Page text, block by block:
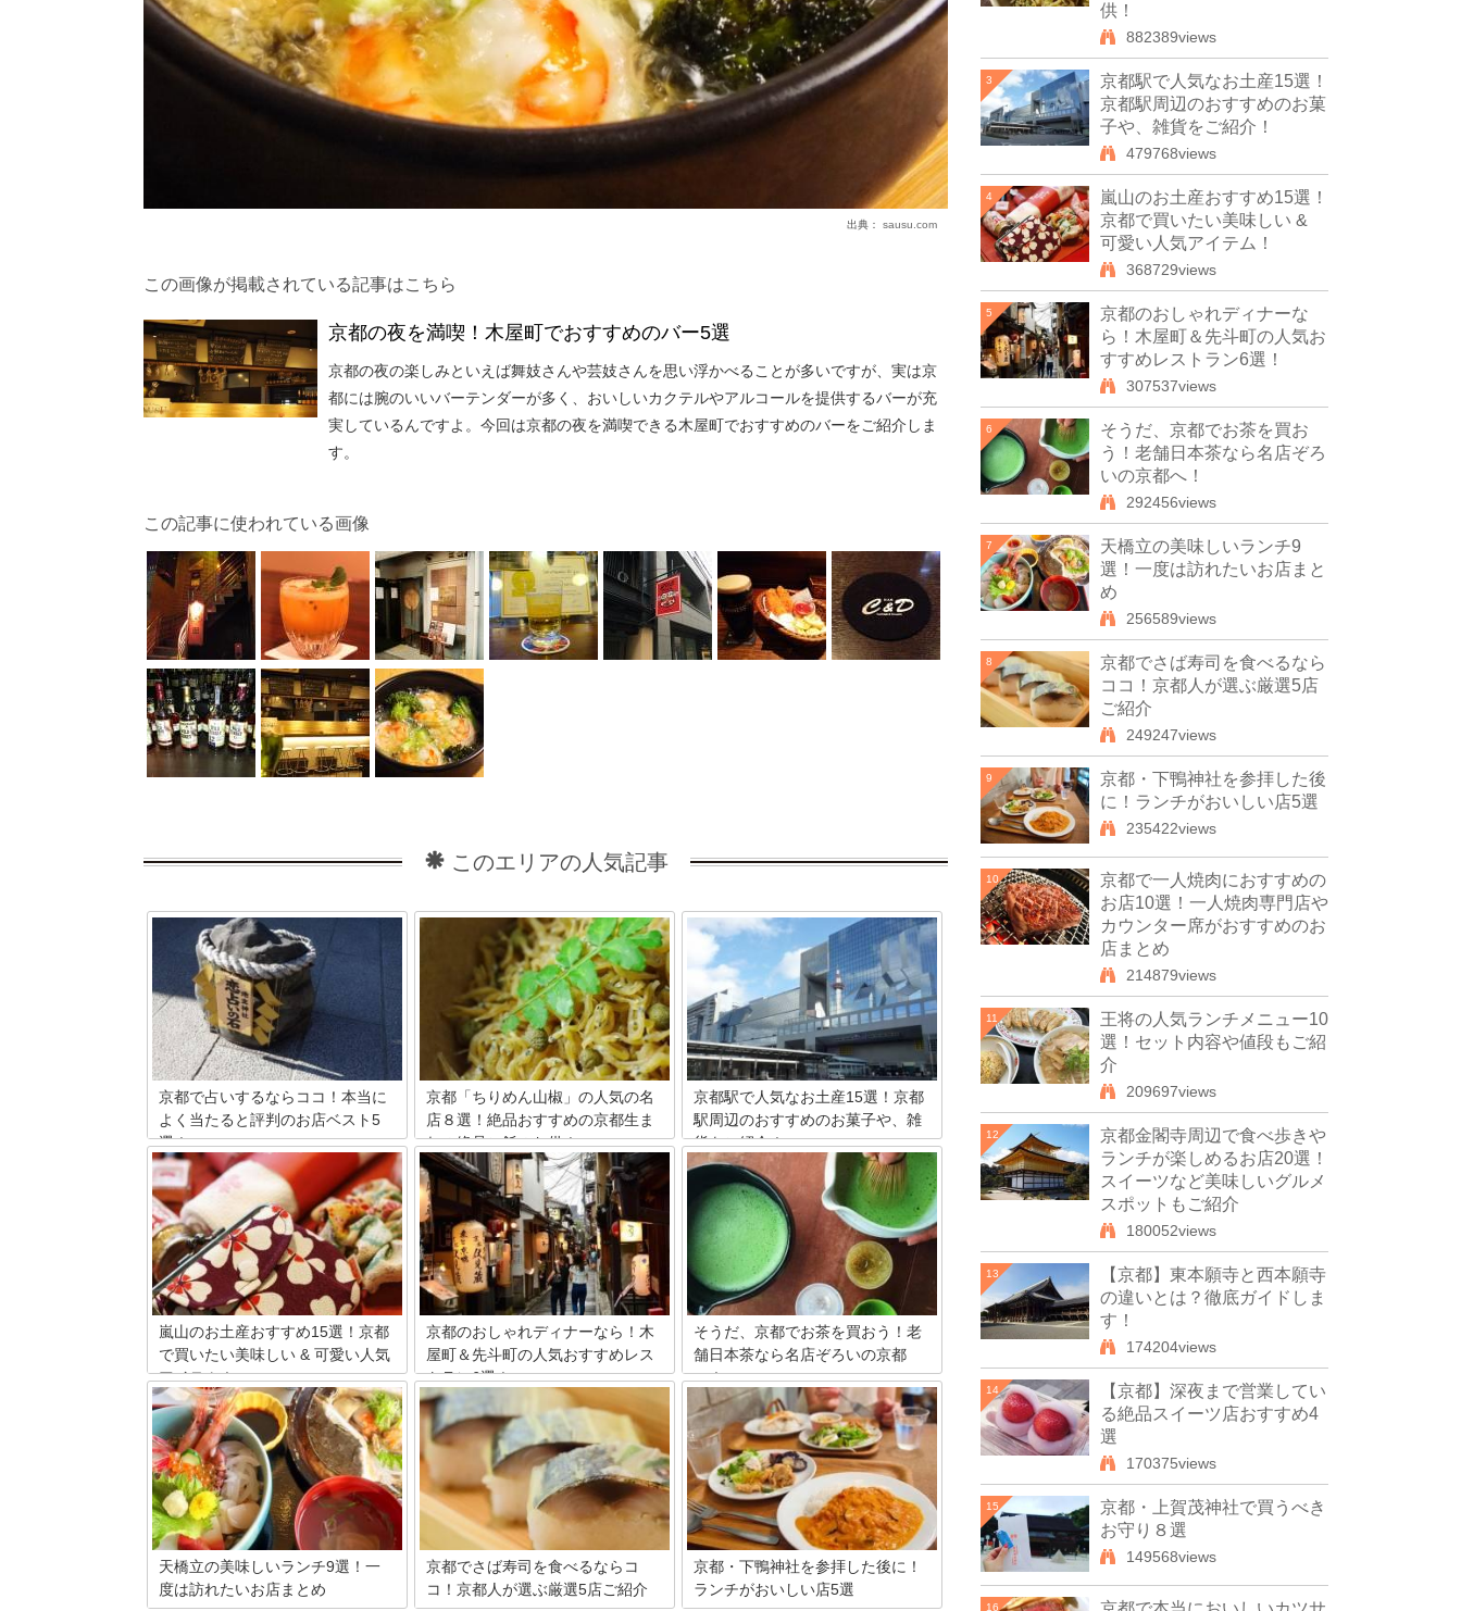
出典： sausu.com
この画像が掲載されている記事はこちら
京都の夜を満喫！木屋町でおすすめのバー5選
京都の夜の楽しみといえば舞妓さんや芸妓さんを思い浮かべることが多いですが、実は京
都には腕のいいバーテンダーが多く、おいしいカクテルやアルコールを提供するバーが充
実しているんですよ。今回は京都の夜を満喫できる木屋町でおすすめのバーをご紹介しま
す。
この記事に使われている画像
このエリアの人気記事
京都で占いするならココ！本当に
よく当たると評判のお店ベスト5
選！
占い激戦区京都！本当によく当たると評
判のお店で人生相談したいという人にお
すすめのお店をご紹介します。どのお店
も口コミで大評判。あなたの人生の迷い
もスパッと解決間違いなし！
京都「ちりめん山椒」の人気の名
店８選！絶品おすすめの京都生ま
れの絶品ご飯のお供！
京都でごはんのお供といえばもちろん
「ちりめん山椒」。京都にはちりめん山
椒を作るお店がたくさんありますが、そ
の中でも有名店や話題のお店を厳選して
ご紹介いたします。
京都駅で人気なお土産15選！京都
駅周辺のおすすめのお菓子や、雑
貨をご紹介！
京都駅、または駅直結のビルで購入でき
るお土産を集めてみました。さっと買え
て、しかも喜ばれる素敵なものばかりで
すよ！乗り継ぎで忙しい旅行やスケジュ
ールに追われる出張などでお土産は買い
たいけれど京都の街をゆっくり回ってい
る時間はなくて問題なしですね。
嵐山のお土産おすすめ15選！京都
で買いたい美味しい & 可愛い人気
アイテム！
日本有数の観光地である京都・嵐山。観
光客が多いこともあり、お土産も種類が
豊富です。京都らしく見た目も可愛く美
味しいお土産ばかりを集めてご紹介しま
す！
京都のおしゃれディナーなら！木
屋町＆先斗町の人気おすすめレス
トラン6選！
初夏には京都の夏の風物詩、鴨川納涼床
があらわれる、木屋町、先斗町。この時
期楽しみにしている方も多いのでは？ お
しゃれな町家が並ぶたくさんの店の中
で、おさえておきたいおすすめディナー
のお店を６つご紹介します！
そうだ、京都でお茶を買おう！老
舗日本茶なら名店ぞろいの京都
へ！
京都には、おいしい上質な日本茶の老舗
名店がたくさんあります。京都にきたな
らお茶屋さんに行かなくちゃ！京都のお
茶の名店を紹介していきます。
天橋立の美味しいランチ9選！一
度は訪れたいお店まとめ
京都でさば寿司を食べるならコ
コ！京都人が選ぶ厳選5店ご紹介
京都・下鴨神社を参拝した後に！
ランチがおいしい店5選
供！
882389views
3
京都駅で人気なお土産15選！
京都駅周辺のおすすめのお菓
子や、雑貨をご紹介！
479768views
4
嵐山のお土産おすすめ15選！
京都で買いたい美味しい &
可愛い人気アイテム！
368729views
5
京都のおしゃれディナーな
ら！木屋町＆先斗町の人気お
すすめレストラン6選！
307537views
6
そうだ、京都でお茶を買お
う！老舗日本茶なら名店ぞろ
いの京都へ！
292456views
7
天橋立の美味しいランチ9
選！一度は訪れたいお店まと
め
256589views
8
京都でさば寿司を食べるなら
ココ！京都人が選ぶ厳選5店
ご紹介
249247views
9
京都・下鴨神社を参拝した後
に！ランチがおいしい店5選
235422views
10
京都で一人焼肉におすすめの
お店10選！一人焼肉専門店や
カウンター席がおすすめのお
店まとめ
214879views
11
王将の人気ランチメニュー10
選！セット内容や値段もご紹
介
209697views
12
京都金閣寺周辺で食べ歩きや
ランチが楽しめるお店20選！
スイーツなど美味しいグルメ
スポットもご紹介
180052views
13
【京都】東本願寺と西本願寺
の違いとは？徹底ガイドしま
す！
174204views
14
【京都】深夜まで営業してい
る絶品スイーツ店おすすめ4
選
170375views
15
京都・上賀茂神社で買うべき
お守り８選
149568views
16